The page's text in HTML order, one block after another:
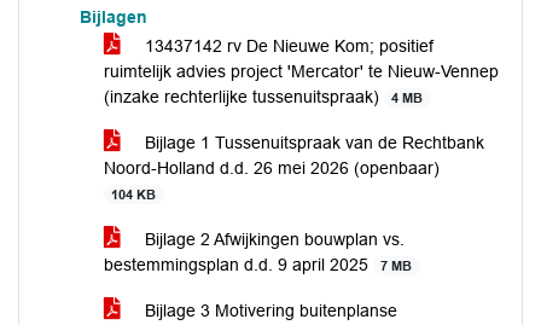
Bijlagen
13437142 rv De Nieuwe Kom; positief
ruimtelijk advies project 'Mercator' te Nieuw-Vennep
(inzake rechterlijke tussenuitspraak)
4 MB
Bijlage 1 Tussenuitspraak van de Rechtbank
Noord-Holland d.d. 26 mei 2026 (openbaar)
104 KB
Bijlage 2 Afwijkingen bouwplan vs.
bestemmingsplan d.d. 9 april 2025
7 MB
Bijlage 3 Motivering buitenplanse